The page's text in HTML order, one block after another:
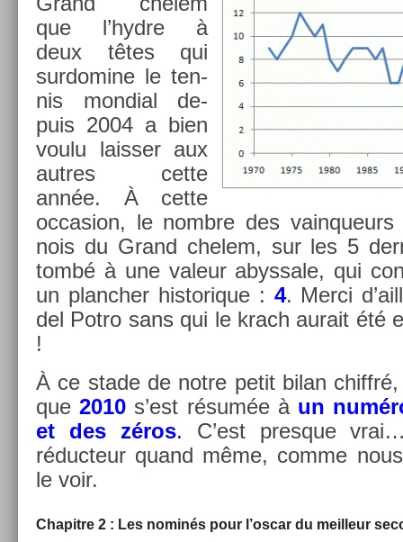
que l’hydre à
deux têtes qui
sur­domine le ten­
nis mon­di­al de­
puis 2004 a bien
voulu laiss­er aux
aut­res cette
année. À cette
oc­cas­ion, le nombre des
nois du Grand chelem, sur les 5
tombé à une valeur ab­ys­sale, qui
un planch­er his­torique : 4. Merci
del Potro sans qui le krach aurait été
!
À ce stade de notre petit bilan
que2010 s’est résumée à un
et des zéros. C’est pre­sque
réduc­teur quand même, comme
le voir.
Chapit­re 2 : Les nominés pour l’oscar du meil­leur